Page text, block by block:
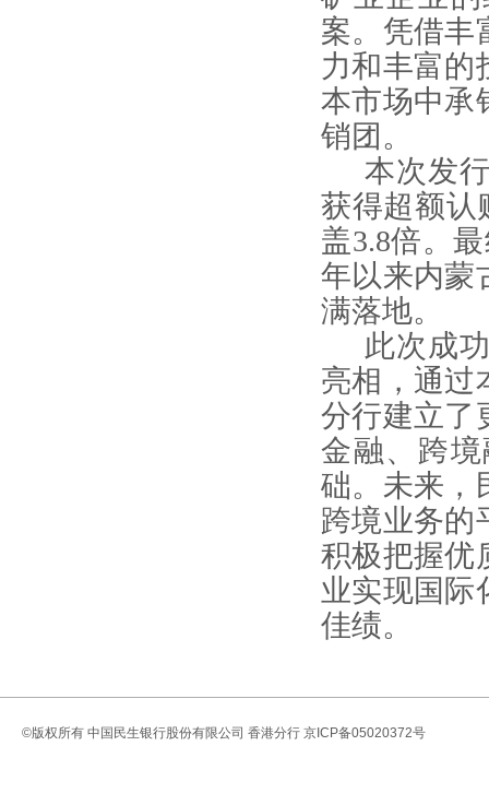
案。凭借丰
力和丰富的
本市场中承
销团。
本次发
获得超额认
盖3.8倍。
年以来内蒙
满落地。
此次成
亮相，通过
分行建立了
金融、跨
础。未来，
跨境业务的
积极把握优
业实现国际
佳绩。
©版权所有 中国民生银行股份有限公司 香港分行 京ICP备05020372号